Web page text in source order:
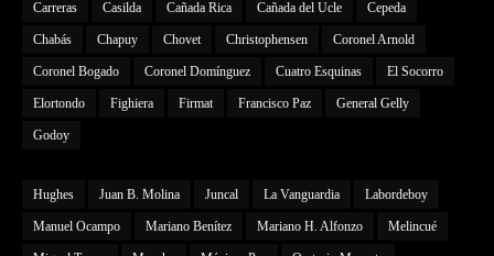
Carreras Casilda Cañada Rica Cañada del Ucle Cepeda
Chabás Chapuy Chovet Christophensen Coronel Arnold
Coronel Bogado Coronel Domínguez Cuatro Esquinas El Socorro
Elortondo Fighiera Firmat Francisco Paz General Gelly
Godoy
Hughes Juan B. Molina Juncal La Vanguardia Labordeboy
Manuel Ocampo Mariano Benítez Mariano H. Alfonzo Melincué